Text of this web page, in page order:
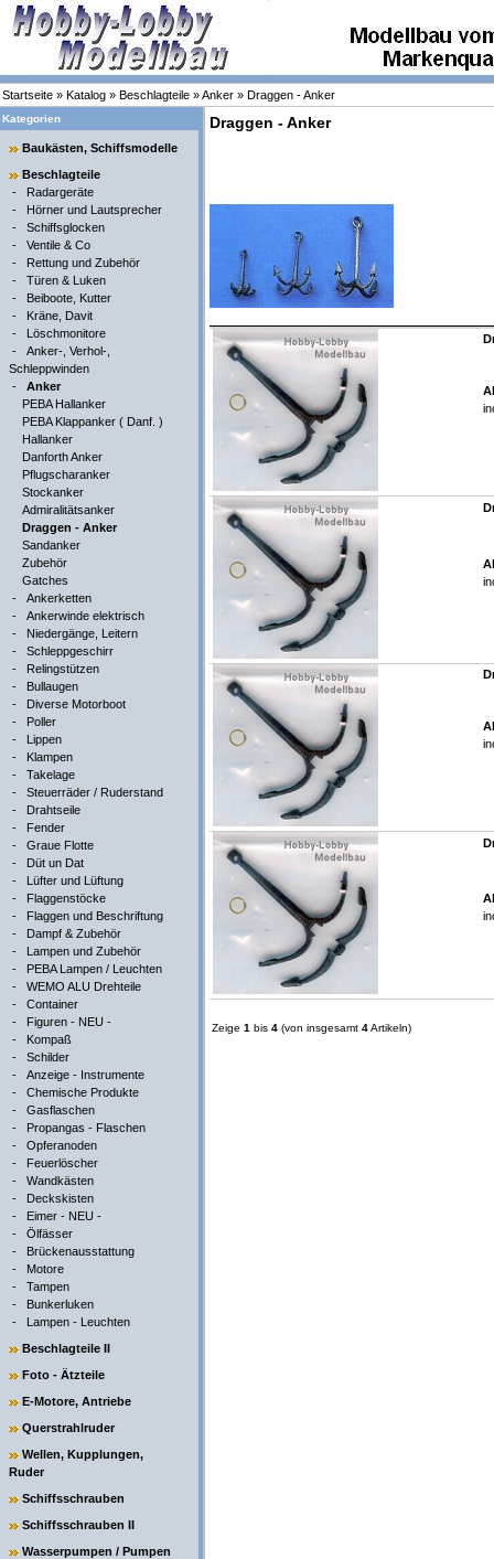
Startseite » Katalog » Beschlagteile »Anker » Draggen - Anker
Kategorien
Baukästen, Schiffsmodelle
Beschlagteile
- Radargeräte
- Hörner und Lautsprecher
- Schiffsglocken
- Ventile & Co
- Rettung und Zubehör
- Türen & Luken
- Beiboote, Kutter
- Kräne, Davit
- Löschmonitore
- Anker-, Verhol-,
Schleppwinden
- Anker
PEBA Hallanker
PEBA Klappanker ( Danf. )
Hallanker
Danforth Anker
Pflugscharanker
Stockanker
Admiralitätsanker
Draggen - Anker
Sandanker
Zubehör
Gatches
- Ankerketten
- Ankerwinde elektrisch
- Niedergänge, Leitern
- Schleppgeschirr
- Relingstützen
- Bullaugen
- Diverse Motorboot
- Poller
- Lippen
- Klampen
- Takelage
- Steuerräder / Ruderstand
- Drahtseile
- Fender
- Graue Flotte
- Düt un Dat
- Lüfter und Lüftung
- Flaggenstöcke
- Flaggen und Beschriftung
- Dampf & Zubehör
- Lampen und Zubehör
- PEBA Lampen / Leuchten
- WEMO ALU Drehteile
- Container
- Figuren - NEU -
- Kompaß
- Schilder
- Anzeige - Instrumente
- Chemische Produkte
- Gasflaschen
- Propangas - Flaschen
- Opferanoden
- Feuerlöscher
- Wandkästen
- Deckskisten
- Eimer - NEU -
- Ölfässer
- Brückenausstattung
- Motore
- Tampen
- Bunkerluken
- Lampen - Leuchten
Beschlagteile II
Foto - Ätzteile
E-Motore, Antriebe
Querstrahlruder
Wellen, Kupplungen,
Ruder
Schiffsschrauben
Schiffsschrauben II
Wasserpumpen / Pumpen
Draggen - Anker
Zeige 1 bis 4 (von insgesamt 4Artikeln)